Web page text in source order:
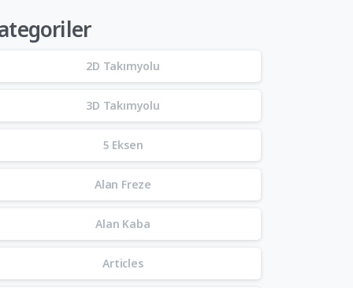
2D Takımyolu
3D Takımyolu
5 Eksen
Alan Freze
Alan Kaba
Articles